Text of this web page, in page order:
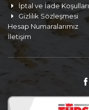
İptal ve İade Koşulları
Gizlilik Sözleşmesi
Hesap Numaralarımız
İletişim